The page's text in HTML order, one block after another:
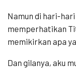
Namun di hari-
memperhatikan
memikirkan apa
Dan gilanya, aku